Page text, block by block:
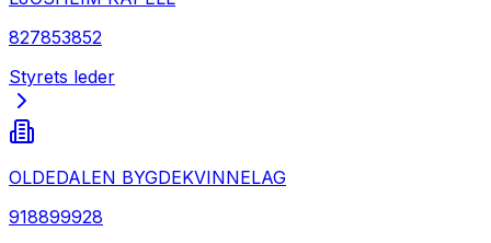
827853852
Styrets leder
OLDEDALEN BYGDEKVINNELAG
918899928